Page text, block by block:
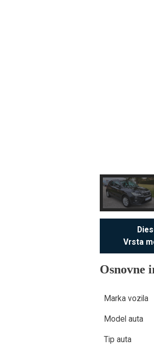
Vrsta
Osnovne
Marka vozila
Model auta
Tip auta